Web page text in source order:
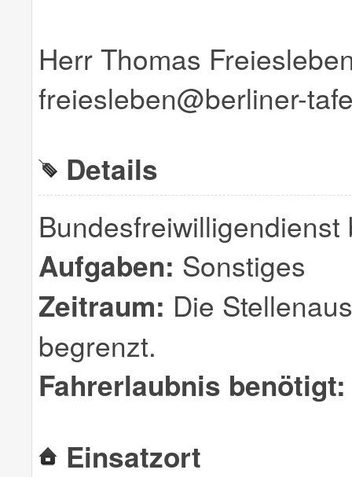
Herr Thomas
freiesleben@berliner-
Details
Bundesfreiwilligendienst
Aufgaben: Sonstiges
Zeitraum: Die
begrenzt.
Fahrerlaubnis benötigt:
Einsatzort